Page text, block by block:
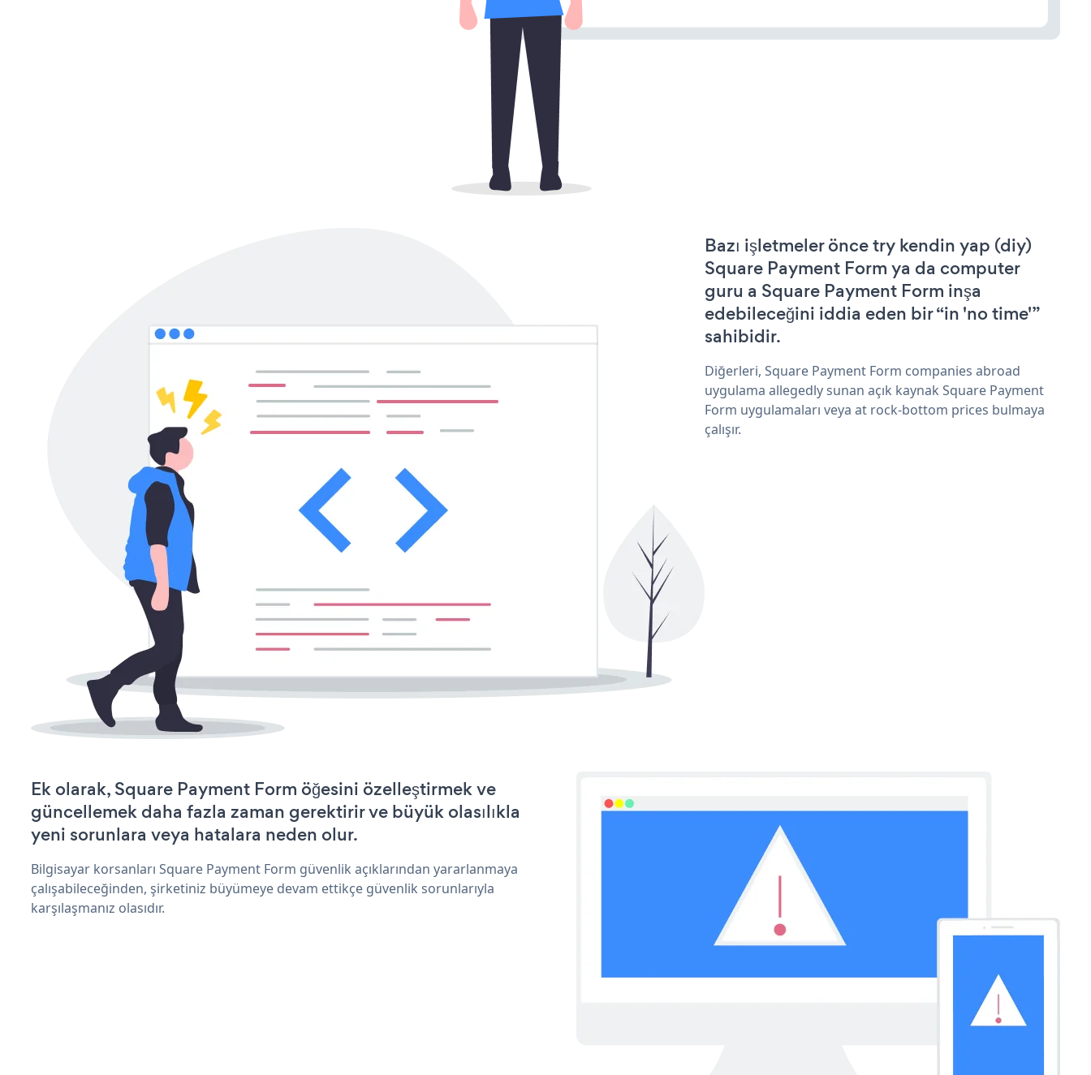
Bazı işletmeler önce try kendin yap (diy)
Square Payment Form ya da computer
guru a Square Payment Form inşa
edebileceğini iddia eden bir “in 'no time'”
sahibidir.
Diğerleri, Square Payment Form companies abroad
uygulama allegedly sunan açık kaynak Square Payment
Form uygulamaları veya at rock-bottom prices bulmaya
çalışır.
Ek olarak, Square Payment Form öğesini özelleştirmek ve
güncellemek daha fazla zaman gerektirir ve büyük olasılıkla
yeni sorunlara veya hatalara neden olur.
Bilgisayar korsanları Square Payment Form güvenlik açıklarından yararlanmaya
çalışabileceğinden, şirketiniz büyümeye devam ettikçe güvenlik sorunlarıyla
karşılaşmanız olasıdır.